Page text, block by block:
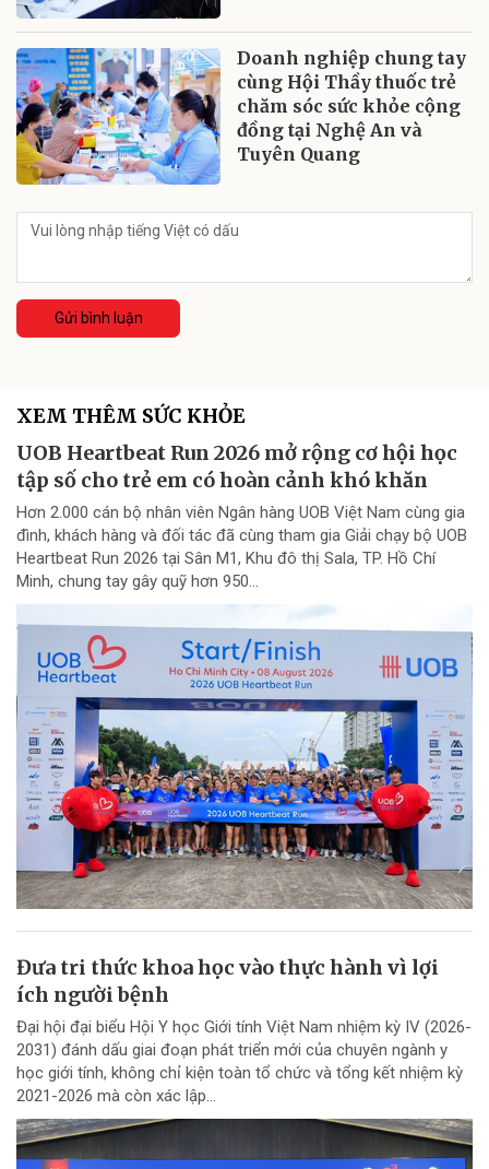
Doanh nghiệp chung tay
cùng Hội Thầy thuốc trẻ
chăm sóc sức khỏe cộng
đồng tại Nghệ An và
Tuyên Quang
Gửi bình luận
XEM THÊM SỨC KHỎE
UOB Heartbeat Run 2026 mở rộng cơ hội học
tập số cho trẻ em có hoàn cảnh khó khăn
Hơn 2.000 cán bộ nhân viên Ngân hàng UOB Việt Nam cùng gia
đình, khách hàng và đối tác đã cùng tham gia Giải chạy bộ UOB
Heartbeat Run 2026 tại Sân M1, Khu đô thị Sala, TP. Hồ Chí
Minh, chung tay gây quỹ hơn 950...
Đưa tri thức khoa học vào thực hành vì lợi
ích người bệnh
Đại hội đại biểu Hội Y học Giới tính Việt Nam nhiệm kỳ IV (2026-
2031) đánh dấu giai đoạn phát triển mới của chuyên ngành y
học giới tính, không chỉ kiện toàn tổ chức và tổng kết nhiệm kỳ
2021-2026 mà còn xác lập...